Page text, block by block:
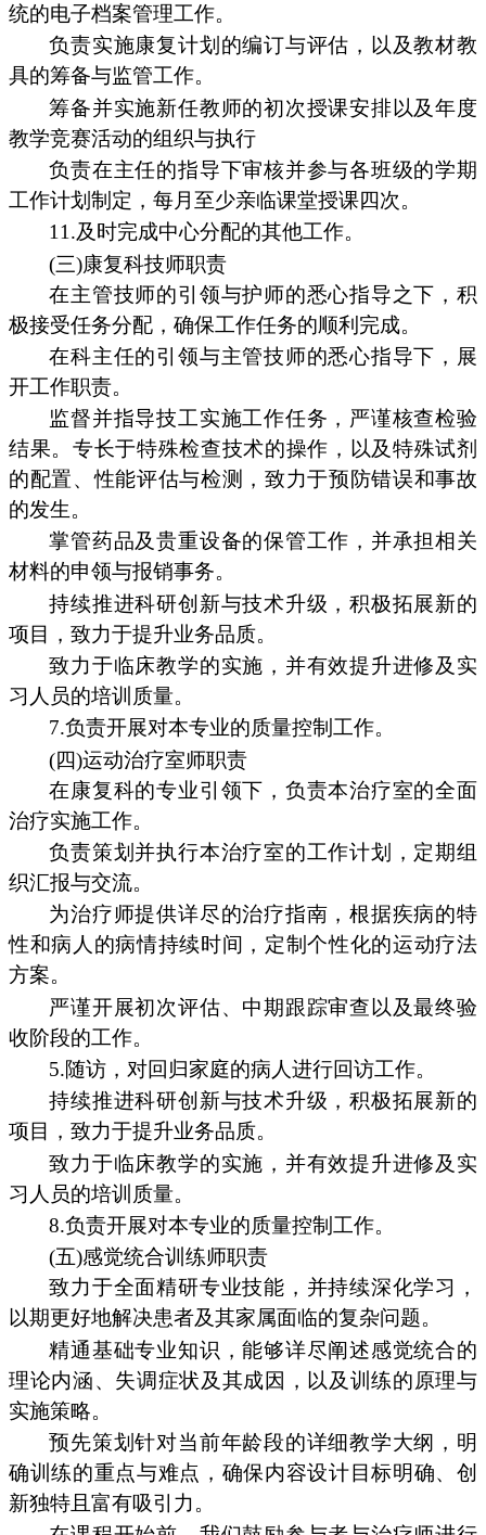
统的电子档案管理工作。
负责实施康复计划的编订与评估，以及教材教
具的筹备与监管工作。
筹备并实施新任教师的初次授课安排以及年度
教学竞赛活动的组织与执行
负责在主任的指导下审核并参与各班级的学期
工作计划制定，每月至少亲临课堂授课四次。
11.及时完成中心分配的其他工作。
(三)康复科技师职责
在主管技师的引领与护师的悉心指导之下，积
极接受任务分配，确保工作任务的顺利完成。
在科主任的引领与主管技师的悉心指导下，展
开工作职责。
监督并指导技工实施工作任务，严谨核查检验
结果。专长于特殊检查技术的操作，以及特殊试剂
的配置、性能评估与检测，致力于预防错误和事故
的发生。
掌管药品及贵重设备的保管工作，并承担相关
材料的申领与报销事务。
持续推进科研创新与技术升级，积极拓展新的
项目，致力于提升业务品质。
致力于临床教学的实施，并有效提升进修及实
习人员的培训质量。
7.负责开展对本专业的质量控制工作。
(四)运动治疗室师职责
在康复科的专业引领下，负责本治疗室的全面
治疗实施工作。
负责策划并执行本治疗室的工作计划，定期组
织汇报与交流。
为治疗师提供详尽的治疗指南，根据疾病的特
性和病人的病情持续时间，定制个性化的运动疗法
方案。
严谨开展初次评估、中期跟踪审查以及最终验
收阶段的工作。
5.随访，对回归家庭的病人进行回访工作。
持续推进科研创新与技术升级，积极拓展新的
项目，致力于提升业务品质。
致力于临床教学的实施，并有效提升进修及实
习人员的培训质量。
8.负责开展对本专业的质量控制工作。
(五)感觉统合训练师职责
致力于全面精研专业技能，并持续深化学习，
以期更好地解决患者及其家属面临的复杂问题。
精通基础专业知识，能够详尽阐述感觉统合的
理论内涵、失调症状及其成因，以及训练的原理与
实施策略。
预先策划针对当前年龄段的详细教学大纲，明
确训练的重点与难点，确保内容设计目标明确、创
新独特且富有吸引力。